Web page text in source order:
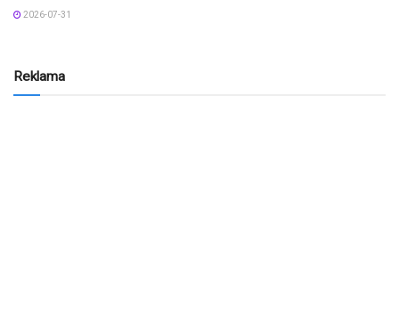
2026-07-31
Reklama